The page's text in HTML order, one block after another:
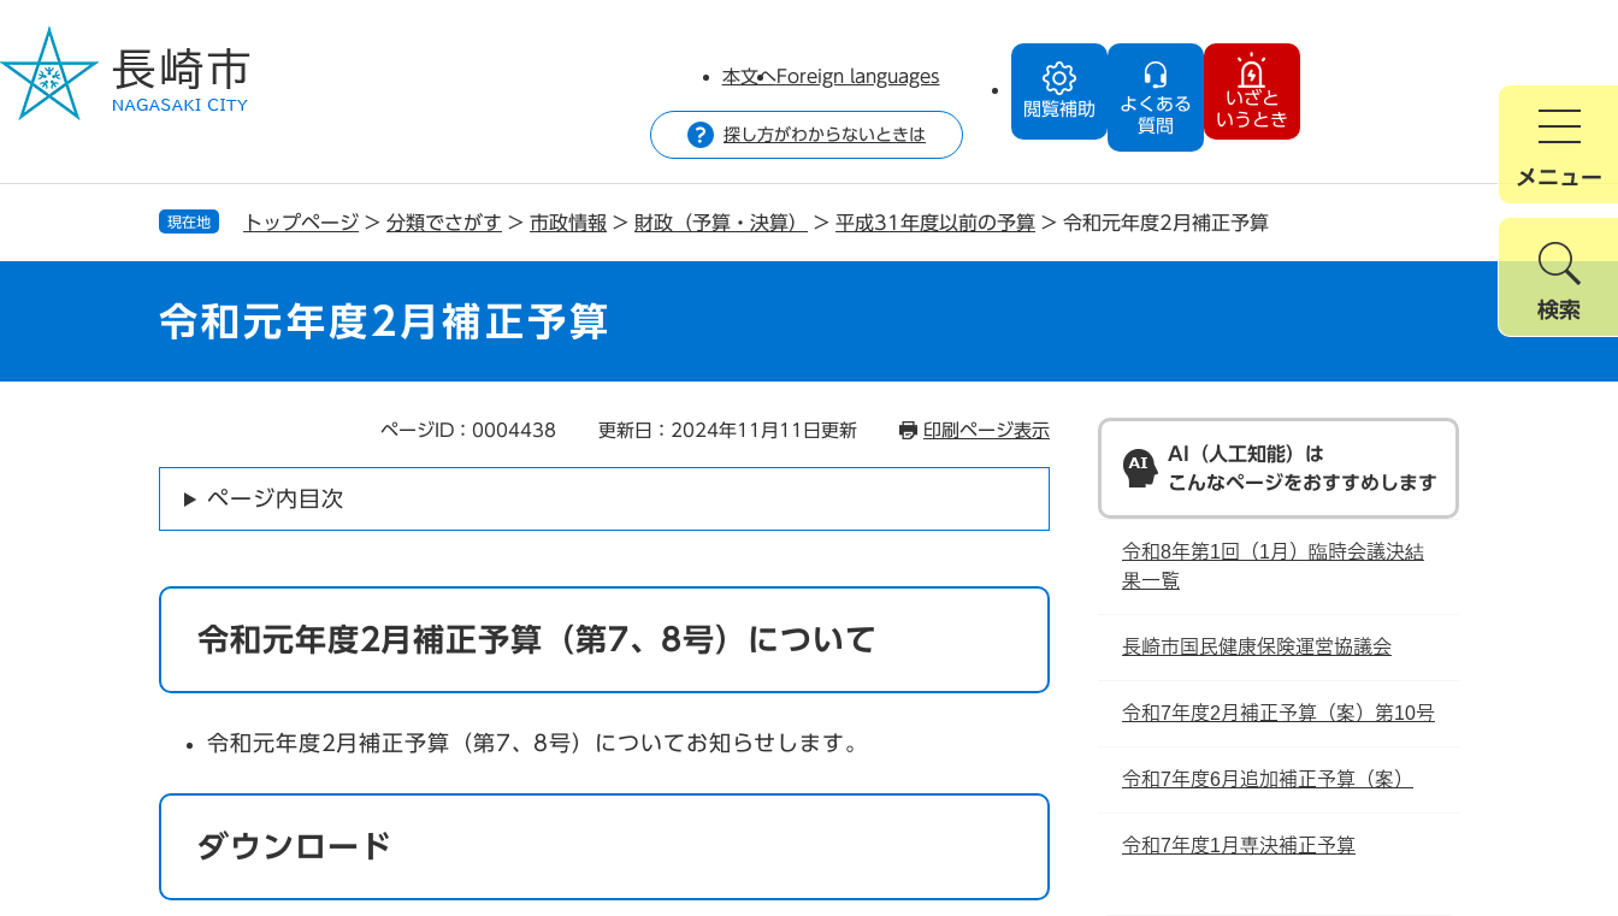
ジ
で
ュ
ば
閲覧補助
よくある
質問
いざと
いうとき
本文へForeign languages
探し方がわからないときは
メニュー
検索
現在地 トップページ > 分類でさがす > 市政情報 > 財政（予算・決算） > 平成31年度以前の予算 > 令和元年度2月補正予算
令和元年度2月補正予算
ページID：0004438 更新日：2024年11月11日更新 印刷ページ表示
ページ内目次
令和元年度2月補正予算（第7、8号）について
令和元年度2月補正予算（第7、8号）についてお知らせします。
ダウンロード
AI（人工知能）は
こんなページをおすすめします
令和8年第1回（1月）臨時会議決結
果一覧
長崎市国民健康保険運営協議会
令和7年度2月補正予算（案）第10号
令和7年度6月追加補正予算（案）
令和7年度1月専決補正予算